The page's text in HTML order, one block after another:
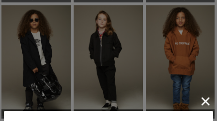
スムージー スムージー スムージー